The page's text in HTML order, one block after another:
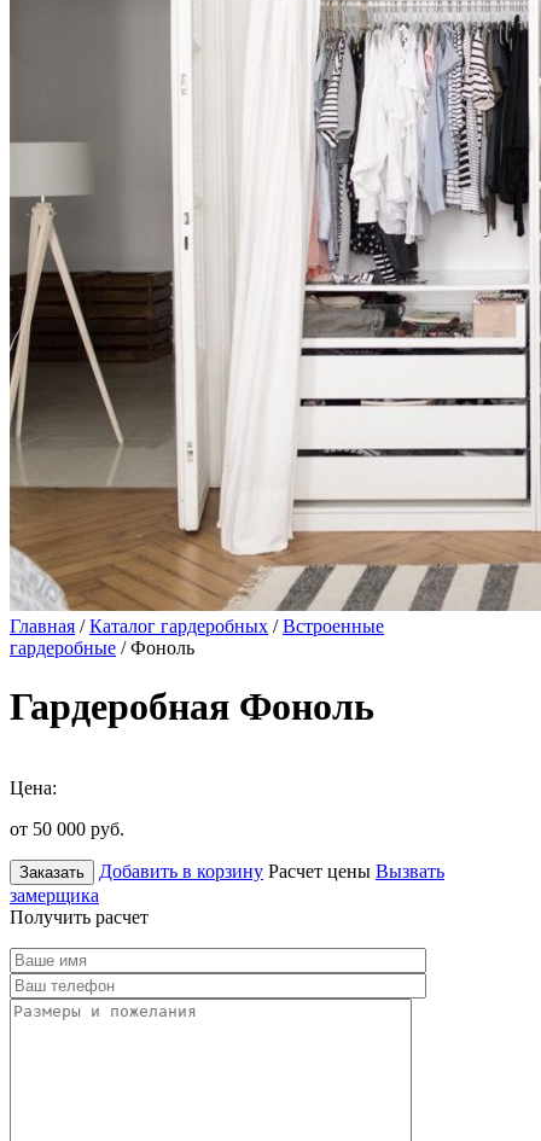
Главная /Каталог гардеробных /Встроенные
гардеробные / Фоноль
Гардеробная Фоноль
Цена:
от 50 000 руб.
Заказать Добавить в корзину Расчет цены Вызвать
замерщика
Получить расчет